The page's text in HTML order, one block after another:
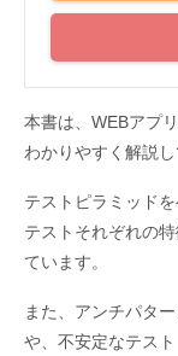
本書は、WEBアプ
わかりやすく解説し
テストピラミッド
テストそれぞれの
ています。
また、アンチパタ
や、不安定なテス